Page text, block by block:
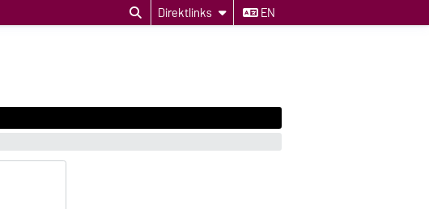
Direktlinks EN